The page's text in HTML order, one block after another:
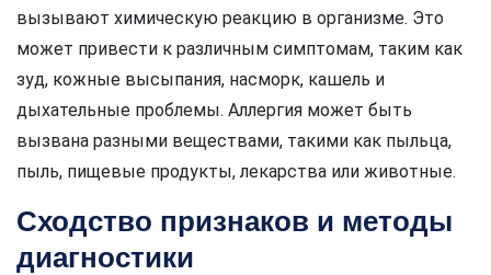
вызывают химическую реакцию в организме. Это
может привести к различным симптомам, таким как
зуд, кожные высыпания, насморк, кашель и
дыхательные проблемы. Аллергия может быть
вызвана разными веществами, такими как пыльца,
пыль, пищевые продукты, лекарства или животные.
Сходство признаков и методы
диагностики